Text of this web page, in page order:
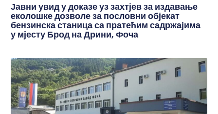
Јавни увид у доказе уз захтјев за издавање
еколошке дозволе за пословни објекат
бензинска станица са пратећим садржајима
у мјесту Брод на Дрини, Фоча